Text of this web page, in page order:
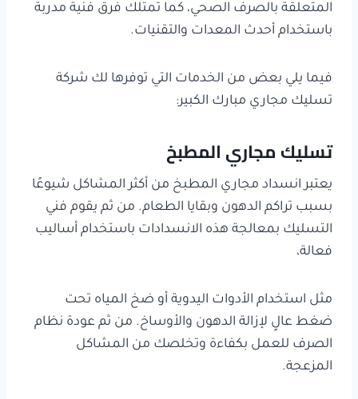
المتعلقة بالصرف الصحي، كما تمتلك فرق فنية مدربة
باستخدام أحدث المعدات والتقنيات.
فيما يلي بعض من الخدمات التي توفرها لك شركة
تسليك مجاري مبارك الكبير:
تسليك مجاري المطبخ
يعتبر انسداد مجاري المطبخ من أكثر المشاكل شيوعًا
بسبب تراكم الدهون وبقايا الطعام. من ثم يقوم فني
التسليك بمعالجة هذه الانسدادات باستخدام أساليب
فعالة،
مثل استخدام الأدوات اليدوية أو ضخ المياه تحت
ضغط عالٍ لإزالة الدهون والأوساخ. من ثم عودة نظام
الصرف للعمل بكفاءة وتخلصك من المشاكل
المزعجة.